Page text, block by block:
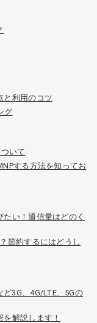
と利用のコツ
グ
いて
する方法を知ってお
い！通信量はどのく
節約するにはどうし
3G、4G/LTE、5Gの
解説します！